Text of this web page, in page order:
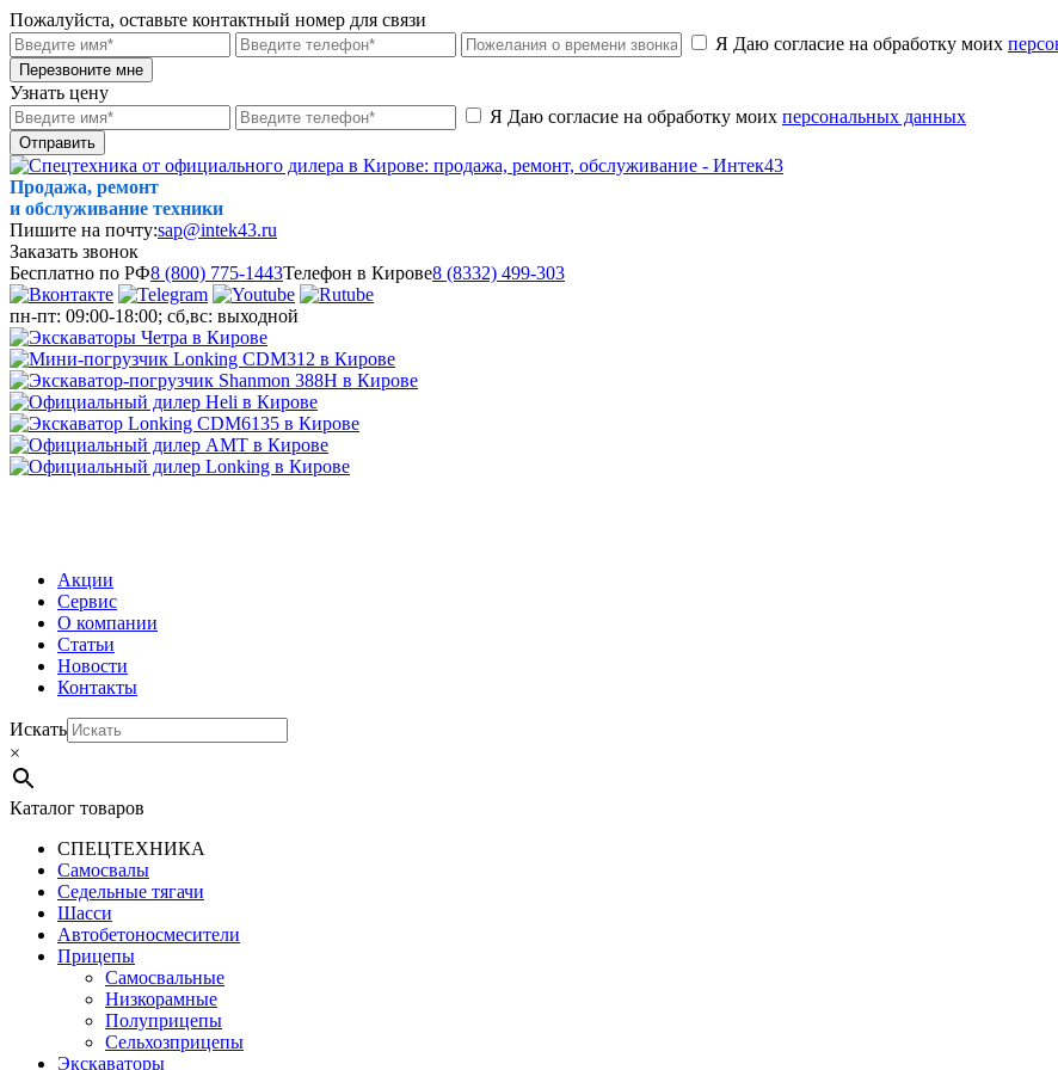
Пожалуйста, оставьте контактный номер для связи
Я Даю согласие на обработку моих
Перезвоните мне
Узнать цену
Я Даю согласие на обработку моих персональных данных
Отправить
Продажа, ремонт
и обслуживание техники
Пишите на почту:sap@intek43.ru
Заказать звонок
Бесплатно по РФ8 (800) 775-1443Телефон в Кирове8 (8332) 499-303
пн-пт: 09:00-18:00; сб,вс: выходной
Акции
Сервис
О компании
Статьи
Новости
Контакты
Искать
×
Каталог товаров
СПЕЦТЕХНИКА
Самосвалы
Седельные тягачи
Шасси
Автобетоно­смесители
Прицепы
Самосвальные
Низкорамные
Полуприцепы
Сельхозприцепы
Экскаваторы